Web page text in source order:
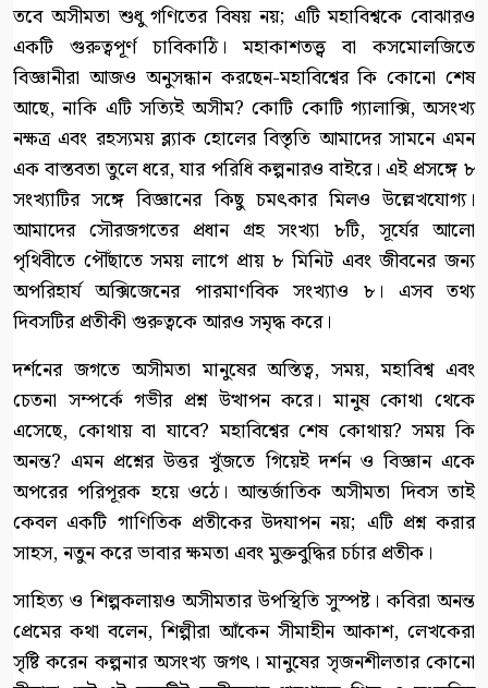
তবে অসীমতা শুধু গণিতের বিষয় নয়; এটি মহাবিশ্বকে বোঝারও
একটি গুরুত্বপূর্ণ চাবিকাঠি। মহাকাশতত্ত্ব বা কসমোলজিতে
বিজ্ঞানীরা আজও অনুসন্ধান করছেন-মহাবিশ্বের কি কোনো শেষ
আছে, নাকি এটি সত্যিই অসীম? কোটি কোটি গ্যালাক্সি, অসংখ্য
নক্ষত্র এবং রহস্যময় ব্ল্যাক হোলের বিস্তৃতি আমাদের সামনে এমন
এক বাস্তবতা তুলে ধরে, যার পরিধি কল্পনারও বাইরে। এই প্রসঙ্গে ৮
সংখ্যাটির সঙ্গে বিজ্ঞানের কিছু চমৎকার মিলও উল্লেখযোগ্য।
আমাদের সৌরজগতের প্রধান গ্রহ সংখ্যা ৮টি, সূর্যের আলো
পৃথিবীতে পৌঁছাতে সময় লাগে প্রায় ৮ মিনিট এবং জীবনের জন্য
অপরিহার্য অক্সিজেনের পারমাণবিক সংখ্যাও ৮। এসব তথ্য
দিবসটির প্রতীকী গুরুত্বকে আরও সমৃদ্ধ করে।
দর্শনের জগতে অসীমতা মানুষের অস্তিত্ব, সময়, মহাবিশ্ব এবং
চেতনা সম্পর্কে গভীর প্রশ্ন উত্থাপন করে। মানুষ কোথা থেকে
এসেছে, কোথায় বা যাবে? মহাবিশ্বের শেষ কোথায়? সময় কি
অনন্ত? এমন প্রশ্নের উত্তর খুঁজতে গিয়েই দর্শন ও বিজ্ঞান একে
অপরের পরিপূরক হয়ে ওঠে। আন্তর্জাতিক অসীমতা দিবস তাই
কেবল একটি গাণিতিক প্রতীকের উদযাপন নয়; এটি প্রশ্ন করার
সাহস, নতুন করে ভাবার ক্ষমতা এবং মুক্তবুদ্ধির চর্চার প্রতীক।
সাহিত্য ও শিল্পকলায়ও অসীমতার উপস্থিতি সুস্পষ্ট। কবিরা অনন্ত
প্রেমের কথা বলেন, শিল্পীরা আঁকেন সীমাহীন আকাশ, লেখকেরা
সৃষ্টি করেন কল্পনার অসংখ্য জগৎ। মানুষের সৃজনশীলতার কোনো